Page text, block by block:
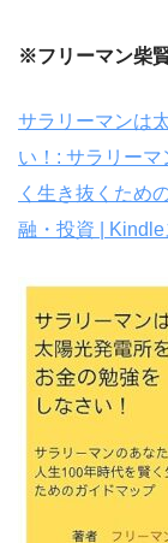
※フリーマン柴
サラリーマンは
い！: サラリー
く生き抜くため
融・投資 |